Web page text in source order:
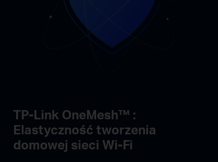
TP-Link OneMesh™ :
Elastyczność tworzenia
domowej sieci Wi-Fi